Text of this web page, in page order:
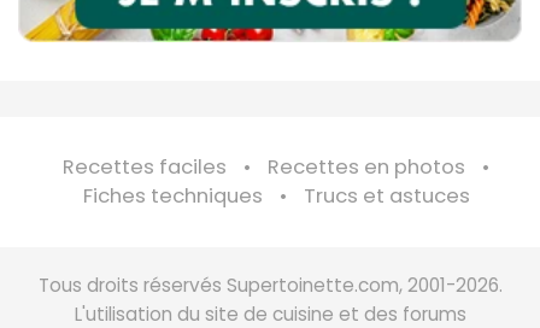
Recettes faciles
Recettes en photos
Fiches techniques
Trucs et astuces
Tous droits réservés Supertoinette.com, 2001-2026.
L'utilisation du site de cuisine et des forums